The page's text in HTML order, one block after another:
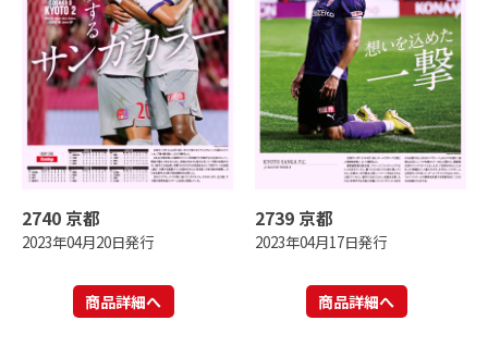
2740 京都
2023年04月20日発行
商品詳細へ
2739 京都
2023年04月17日発行
商品詳細へ